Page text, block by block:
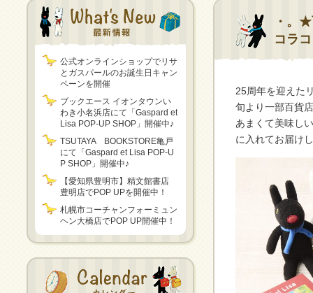
公式オンラインショップでリサ
とガスパールのお誕生日キャン
ペーンを開催
ブックエース イオンタウンい
わき小名浜店にて「Gaspard et
Lisa POP-UP SHOP」開催中♪
TSUTAYA BOOKSTORE亀戸
にて「Gaspard et Lisa POP-U
P SHOP」開催中♪
【愛知県豊明市】精文館書店
豊明店でPOP UPを開催中！
札幌市コーチャンフォーミュン
ヘン大橋店でPOP UP開催中！
・。
コラ
25周年を迎えた
旬より一部百貨
あまくて美味し
に入れてお届け